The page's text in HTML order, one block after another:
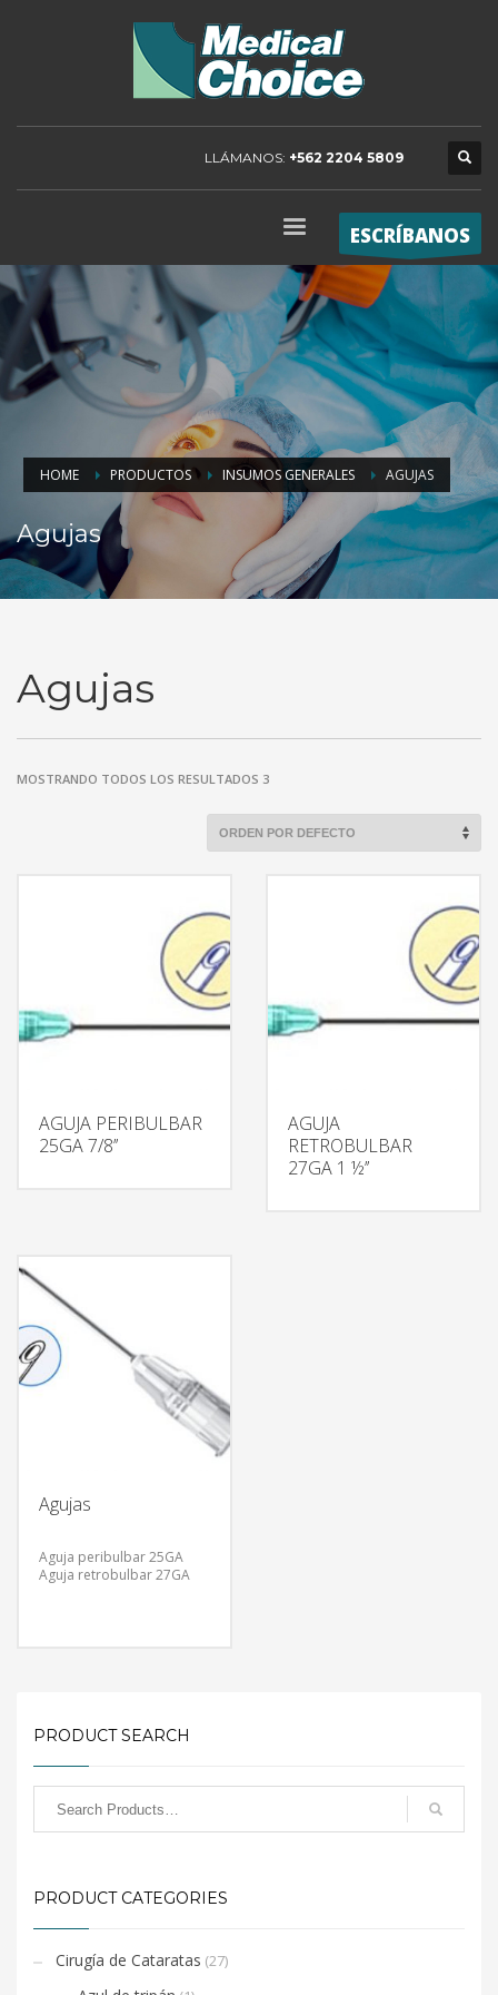
LLÁMANOS: +562 2204 5809
ESCRÍBANOS
HOME PRODUCTOS INSUMOS GENERALES AGUJAS
Agujas
Agujas
MOSTRANDO TODOS LOS RESULTADOS 3
AGUJA PERIBULBAR
25GA 7/8’’
AGUJA
RETROBULBAR
27GA 1 ½’’
Agujas
Aguja peribulbar 25GA
Aguja retrobulbar 27GA
PRODUCT SEARCH
PRODUCT CATEGORIES
Cirugía de Cataratas (27)